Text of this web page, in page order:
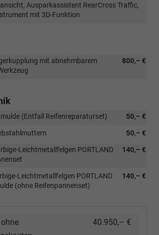
Ausparkassistent RearCross Traffic,
mit 3D-Funktion
800,– €
mit abnehmbarem
50,– €
(Entfall Reifenreparaturset)
50,– €
140,– €
Leichtmetallfelgen PORTLAND
140,– €
Leichtmetallfelgen PORTLAND
(ohne Reifenpannenset)
40.950,– €